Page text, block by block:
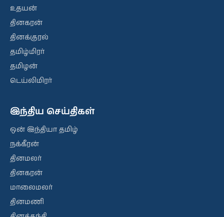
உதயன்
தினகரன்
தினக்குரல்
தமிழ்மிரர்
தமிழன்
டெய்லிமிரர்
இந்திய செய்திகள்
ஒன் இந்தியா தமிழ்
நக்கீரன்
தினமலர்
தினகரன்
மாலைமலர்
தினமணி